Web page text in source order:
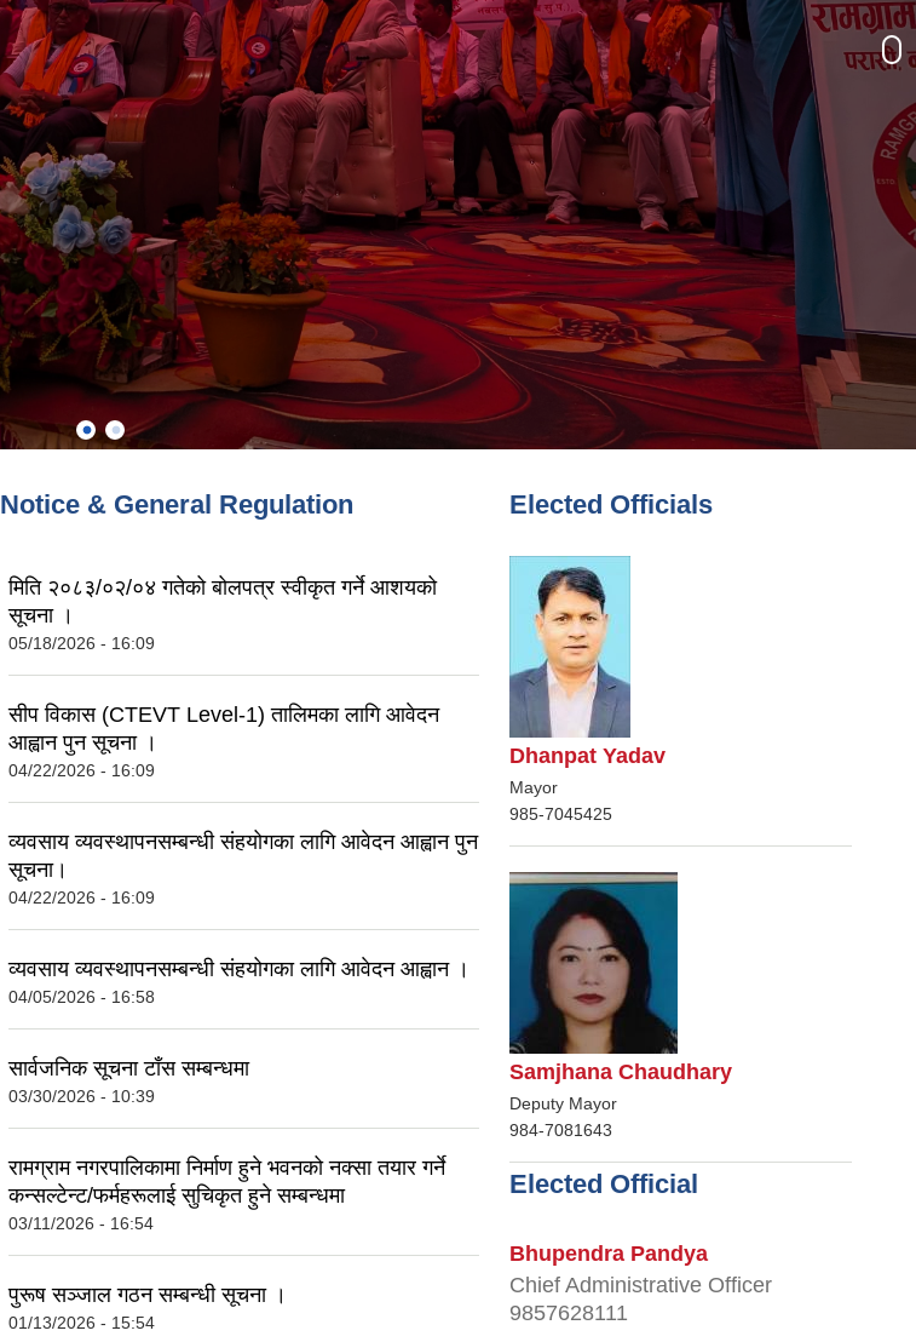
Notice & General Regulation
मिति २०८३/०२/०४ गतेको बोलपत्र स्वीकृत गर्ने आशयको
सूचना ।
05/18/2026 - 16:09
सीप विकास (CTEVT Level-1) तालिमका लागि आवेदन
आह्वान पुन सूचना ।
04/22/2026 - 16:09
व्यवसाय व्यवस्थापनसम्बन्धी संहयोगका लागि आवेदन आह्वान पुन
सूचना।
04/22/2026 - 16:09
व्यवसाय व्यवस्थापनसम्बन्धी संहयोगका लागि आवेदन आह्वान ।
04/05/2026 - 16:58
सार्वजनिक सूचना टाँस सम्बन्धमा
03/30/2026 - 10:39
रामग्राम नगरपालिकामा निर्माण हुने भवनको नक्सा तयार गर्ने
कन्सल्टेन्ट/फर्महरूलाई सुचिकृत हुने सम्बन्धमा
03/11/2026 - 16:54
पुरूष सञ्जाल गठन सम्बन्धी सूचना ।
01/13/2026 - 15:54
Elected Officials
Dhanpat Yadav
Mayor
985-7045425
Samjhana Chaudhary
Deputy Mayor
984-7081643
Elected Official
Bhupendra Pandya
Chief Administrative Officer
9857628111